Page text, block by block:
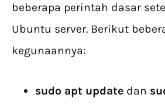
beberapa perintah dasar
Ubuntu server. Berikut
kegunaannya:
sudo apt update dan